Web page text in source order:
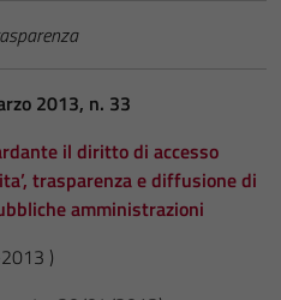
2013, n. 33
il diritto di accesso
trasparenza e diffusione di
amministrazioni
)